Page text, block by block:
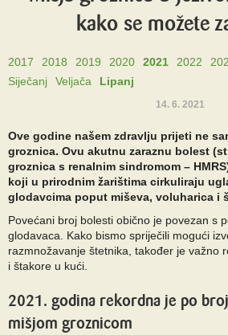
kako se možete
2017 2018 2019 2020 2021 2022
Siječanj
Veljača Lipanj
14. 6. 2021
Ove godine našem zdravlju prijeti ne
groznica. Ovu akutnu zaraznu bolest
groznica s renalnim sindromom –
koji u prirodnim žarištima cirkuliraju
glodavcima poput miševa, voluharica i
Povećani broj bolesti obično je povezan s
glodavaca. Kako bismo spriječili mogući
razmnožavanje štetnika, također je važno
i štakore u kući.
2021. godina rekordna je po
mišjom groznicom